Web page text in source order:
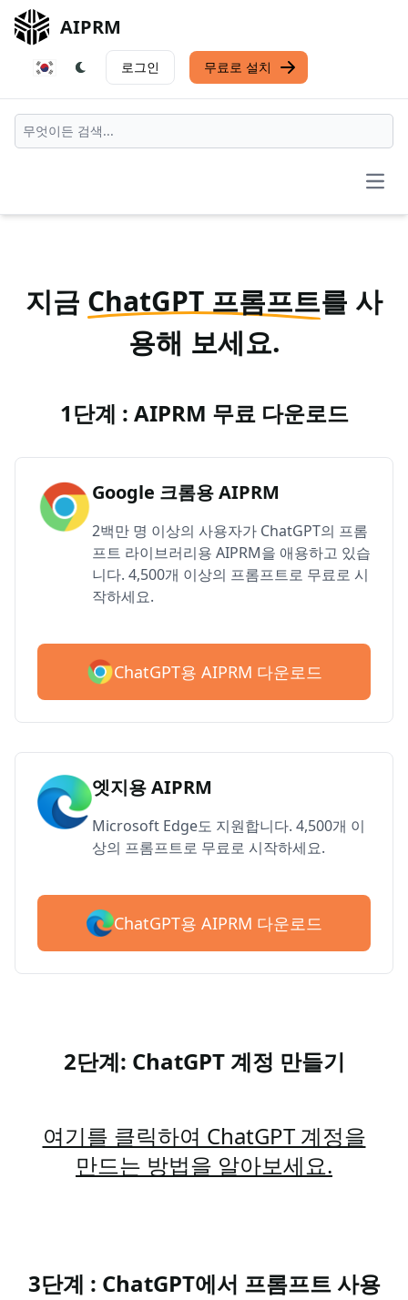
AIPRM
로그인 무료로 설치
지금 ChatGPT 프롬프트를 사
용해 보세요.
1단계 : AIPRM 무료 다운로드
Google 크롬용 AIPRM
2백만 명 이상의 사용자가 ChatGPT의 프롬
프트 라이브러리용 AIPRM을 애용하고 있습
니다. 4,500개 이상의 프롬프트로 무료로 시
작하세요.
ChatGPT용 AIPRM 다운로드
엣지용 AIPRM
Microsoft Edge도 지원합니다. 4,500개 이
상의 프롬프트로 무료로 시작하세요.
ChatGPT용 AIPRM 다운로드
2단계: ChatGPT 계정 만들기
여기를 클릭하여 ChatGPT 계정을
만드는 방법을 알아보세요.
3단계 : ChatGPT에서 프롬프트 사용